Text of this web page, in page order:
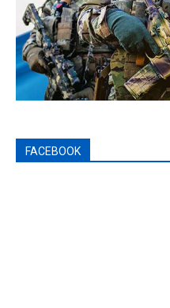
FACEBOOK